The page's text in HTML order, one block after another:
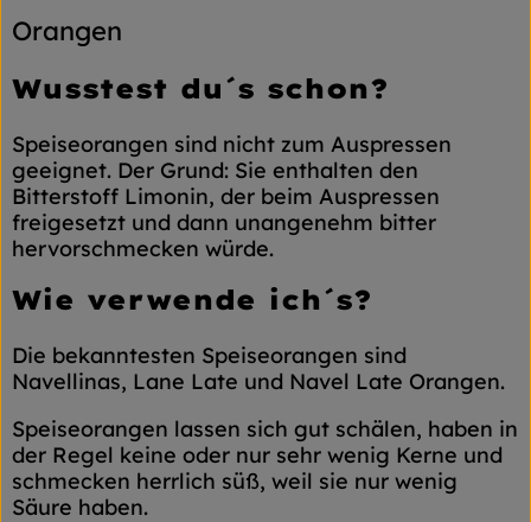
Orangen
Wusstest du´s schon?
Speiseorangen sind nicht zum Auspressen
geeignet. Der Grund: Sie enthalten den
Bitterstoff Limonin, der beim Auspressen
freigesetzt und dann unangenehm bitter
hervorschmecken würde.
Wie verwende ich´s?
Die bekanntesten Speiseorangen sind
Navellinas, Lane Late und Navel Late Orangen.
Speiseorangen lassen sich gut schälen, haben in
der Regel keine oder nur sehr wenig Kerne und
schmecken herrlich süß, weil sie nur wenig
Säure haben.